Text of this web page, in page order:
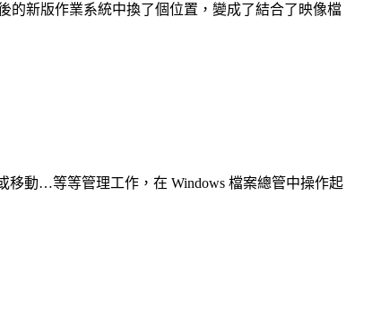
的新版作業系統中換了個位置，變成了結合了映像檔
移動…等等管理工作，在 Windows 檔案總管中操作起